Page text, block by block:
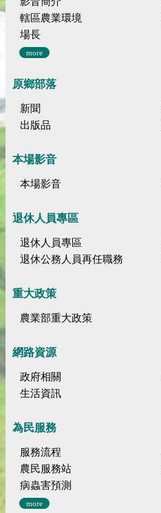
轄區農業環境
場長
more
原鄉部落
新聞
出版品
本場影音
本場影音
退休人員專區
退休人員專區
退休公務人員再任職務
重大政策
農業部重大政策
網路資源
政府相關
生活資訊
為民服務
服務流程
農民服務站
病蟲害預測
more